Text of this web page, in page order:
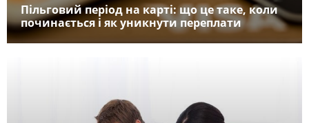
Пільговий період на карті: що це таке, коли
починається і як уникнути переплати